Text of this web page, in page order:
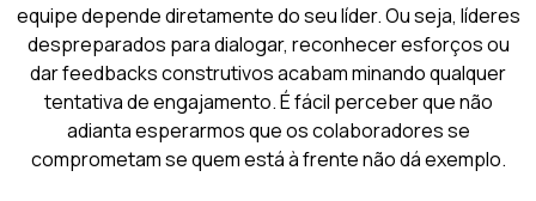
equipe depende diretamente do seu líder. Ou seja, líderes
despreparados para dialogar, reconhecer esforços ou
dar feedbacks construtivos acabam minando qualquer
tentativa de engajamento. É fácil perceber que não
adianta esperarmos que os colaboradores se
comprometam se quem está à frente não dá exemplo.